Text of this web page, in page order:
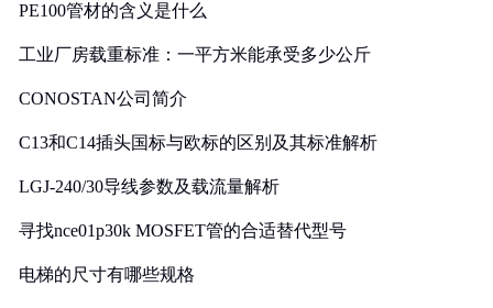
PE100管材的含义是什么
工业厂房载重标准：一平方米能承受多少公斤
CONOSTAN公司简介
C13和C14插头国标与欧标的区别及其标准解析
LGJ-240/30导线参数及载流量解析
寻找nce01p30k MOSFET管的合适替代型号
电梯的尺寸有哪些规格